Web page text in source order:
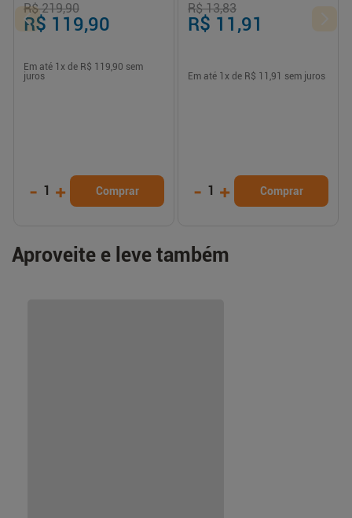
R$ 219,90
R$ 119,90
Em até 1 x de R$ 119,90 sem
juros
- 1 + Comprar
R$ 13,83
R$ 11,91
Em até 1 x de R$ 11,91 sem juros
- 1 + Comprar
Aproveite e leve também